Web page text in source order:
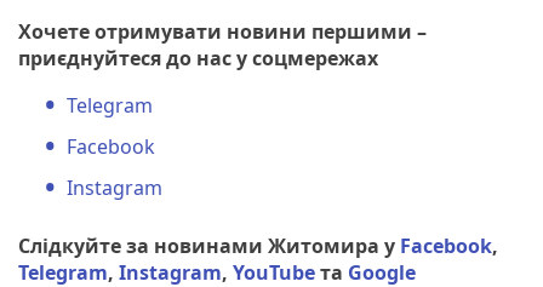
Хочете отримувати новини першими –
приєднуйтеся до нас у соцмережах
Telegram
Facebook
Instagram
Слідкуйте за новинами Житомира у Facebook,
Telegram, Instagram, YouTubeта Google